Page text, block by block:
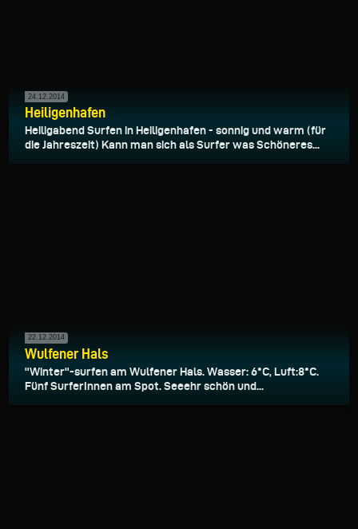
24.12.2014
Heiligenhafen
Heiligabend Surfen in Heiligenhafen - sonnig und warm (für
die Jahreszeit) Kann man sich als Surfer was Schöneres...
22.12.2014
Wulfener Hals
"Winter"-surfen am Wulfener Hals. Wasser: 6°C, Luft:8°C.
Fünf SurferInnen am Spot. Seeehr schön und...